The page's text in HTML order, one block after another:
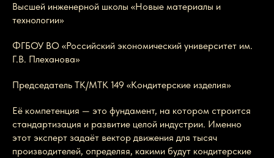
Высшей инженерной школы «Новые материалы и
технологии»
ФГБОУ ВО «Российский экономический университет им.
Г.В. Плеханова»
Председатель ТК/МТК 149 «Кондитерские изделия»
Её компетенция — это фундамент, на котором строится
стандартизация и развитие целой индустрии. Именно
этот эксперт задаёт вектор движения для тысяч
производителей, определяя, какими будут кондитерские